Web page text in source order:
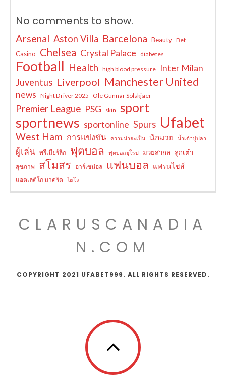
No comments to show.
Arsenal Aston Villa Barcelona Beauty Bet
Casino Chelsea Crystal Palace diabetes
Football Health high blood pressure Inter Milan
Juventus Liverpool Manchester United
news Night Driver 2025 Ole Gunnar Solskjaer
Premier League PSG skin sport
sportnews sportonline Spurs Ufabet
West Ham การแข่งขัน ความน่าจะเป็น นักมวย น้ำเต้าปูปลา
ผู้เล่น พรีเมียร์ลีก ฟุตบอล ฟุตบอลยุโรป มวยสากล ลูกเต๋า
สุขภาพ สโมสร อาร์เซน่อล แฟนบอล แฟรนไชส์
แอตเลติโก มาดริด ไฮโล
CLARUSCANADIA
N.COM
COPYRIGHT 2021 UFABET999. ALL RIGHTS RESERVED.